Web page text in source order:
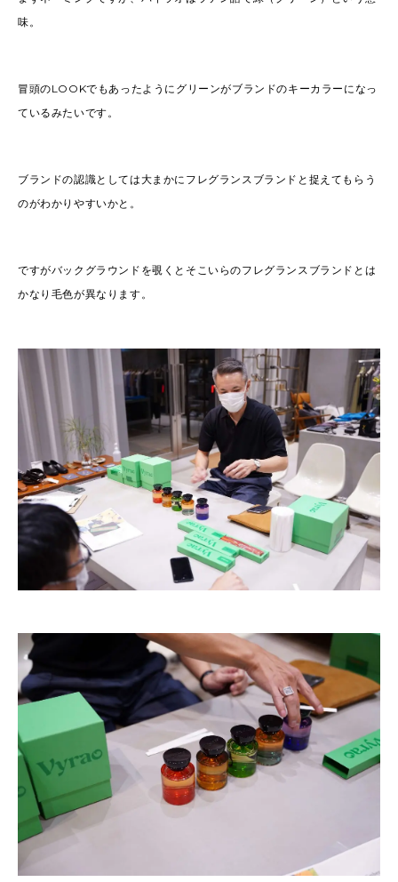
味。
冒頭のLOOKでもあったようにグリーンがブランドのキーカラーになっ
ているみたいです。
ブランドの認識としては大まかにフレグランスブランドと捉えてもらう
のがわかりやすいかと。
ですがバックグラウンドを覗くとそこいらのフレグランスブランドとは
かなり毛色が異なります。